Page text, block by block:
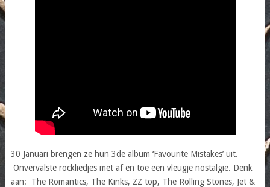
30 Januari brengen ze hun 3de album ‘Favourite Mistakes’ uit.
Onvervalste rockliedjes met af en toe een vleugje nostalgie. Denk
aan: The Romantics, The Kinks, ZZ top, The Rolling Stones, Jet &